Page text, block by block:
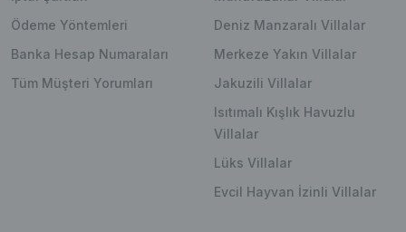
Ödeme Yöntemleri
Banka Hesap Numaraları
Tüm Müşteri Yorumları
Deniz Manzaralı Villalar
Merkeze Yakın Villalar
Jakuzili Villalar
Isıtımalı Kışlık Havuzlu
Villalar
Lüks Villalar
Evcil Hayvan İzinli Villalar